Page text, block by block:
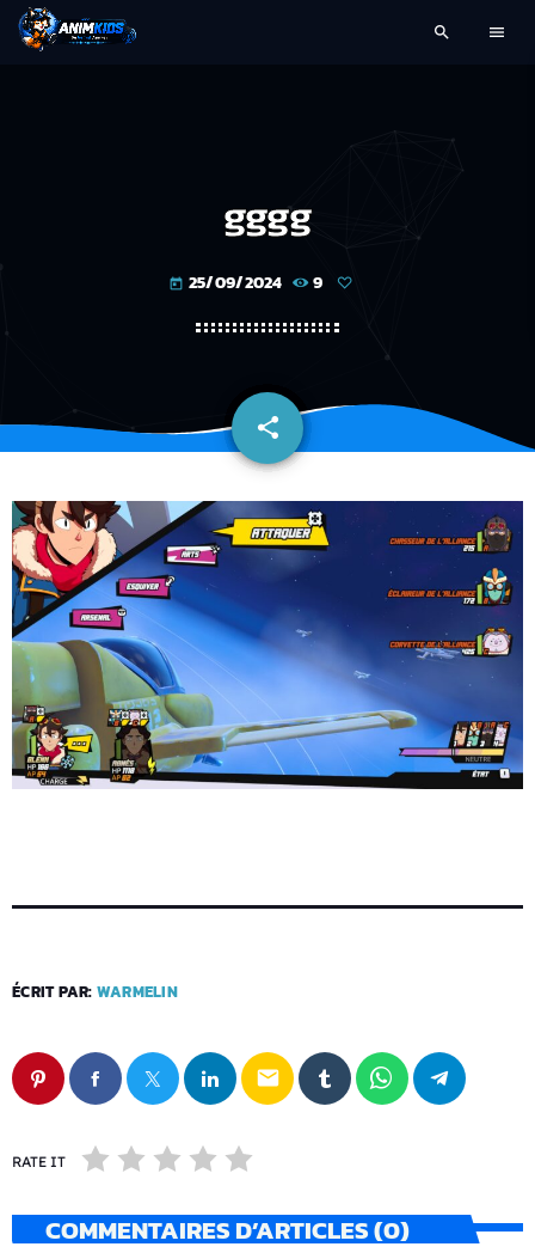
search menu
gggg
today 25/09/2024 9
share
email
ÉCRIT PAR: WARMELIN
email
RATE IT
COMMENTAIRES D’ARTICLES (0)